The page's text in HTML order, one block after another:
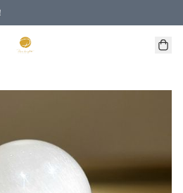
！（適用於 特定的送貨方式 )